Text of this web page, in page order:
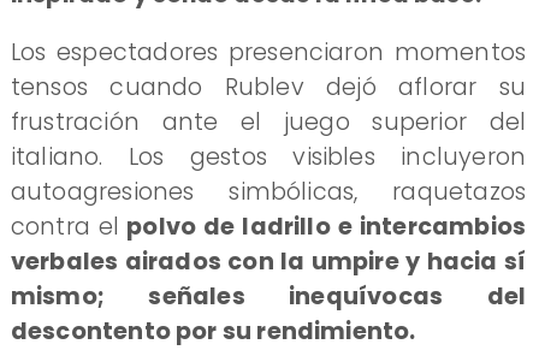
Los espectadores presenciaron momentos
tensos cuando Rublev dejó aflorar su
frustración ante el juego superior del
italiano. Los gestos visibles incluyeron
autoagresiones simbólicas, raquetazos
contra el polvo de ladrillo e intercambios
verbales airados con la umpire y hacia sí
mismo; señales inequívocas del
descontento por su rendimiento.